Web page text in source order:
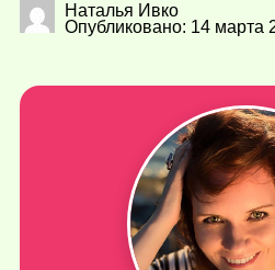
Наталья Ивко
Опубликовано: 14 марта